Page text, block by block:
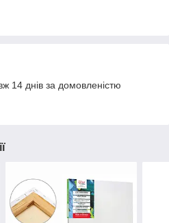
14 днів за домовленістю